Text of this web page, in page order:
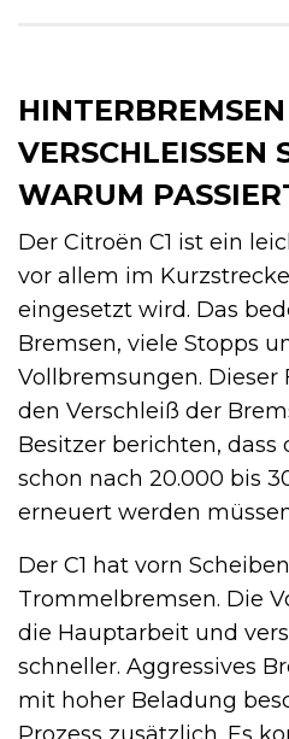
HINTERBREMSEN
VERSCHLEISSEN
ARUM
Der Citroën C1 ist ein
vor allem im
eingesetzt wird. Das
Bremsen, viele Stopps
Vollbremsungen.
den Verschleiß der
Besitzer berichten, dass
schon nach 20.000 bis
erneuert werden
Der C1 hat vorn
Trommelbremsen. Die
die Hauptarbeit und
schneller. Aggressives
mit hoher Beladung